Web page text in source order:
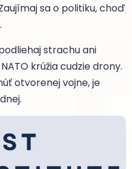
sa o politiku, choď
strachu ani
krúžia cudzie drony.
otvorenej vojne, je